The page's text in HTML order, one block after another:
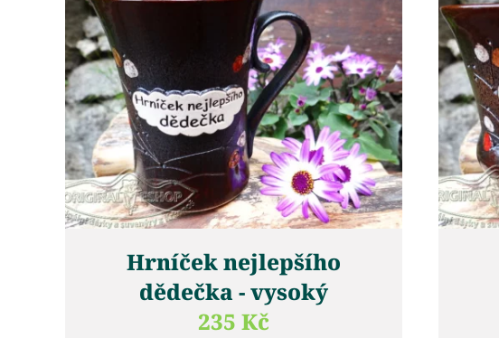
Hrníček nejlepšího
dědečka - vysoký
235 Kč